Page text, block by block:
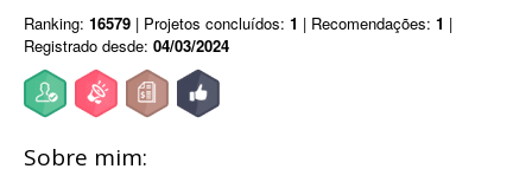
Ranking: 16579 | Projetos concluídos: 1 | Recomendações: 1 |
Registrado desde: 04/03/2024
Sobre mim: